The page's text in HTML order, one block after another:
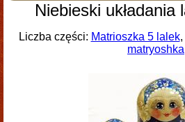
Niebieski układania
Liczba części: Matrioszka 5 lalek,
matryoshka